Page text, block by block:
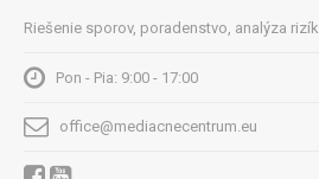
Riešenie sporov, poradenstvo, analýza rizík
Pon - Pia: 9:00 - 17:00
office@mediacnecentrum.eu